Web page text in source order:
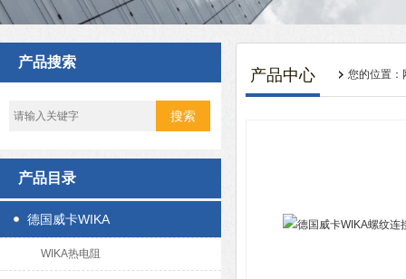
产品搜索
产品目录
德国威卡WIKA
WIKA热电阻
产品中心 您的位置：